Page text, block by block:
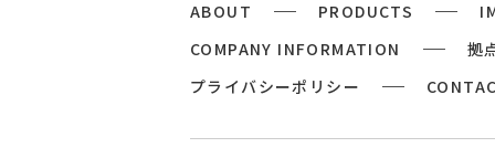
ABOUT PRODUCTS
COMPANY INFORMATION
拠
プライバシーポリシー